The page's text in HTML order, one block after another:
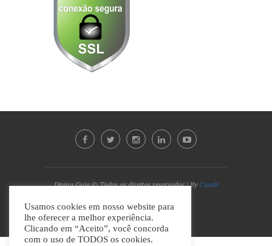
Divino Guia © Todos os direitos reservados | By Casa9
VOLTAR AO TOPO
Usamos cookies em nosso website para
lhe oferecer a melhor experiência.
Clicando em “Aceito”, você concorda
com o uso de TODOS os cookies.